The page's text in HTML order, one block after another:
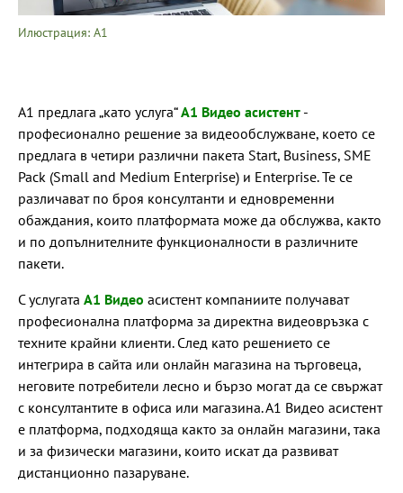
Илюстрация: А1
А1 предлага „като услуга“А1 Видео асистент -
професионално решение за видеообслужване, което се
предлага в четири различни пакета Start, Business, SME
Pack (Small and Medium Enterprise) и Enterprise. Те се
различават по броя консултанти и едновременни
обаждания, които платформата може да обслужва, както
и по допълнителните функционалности в различните
пакети.
С услугата А1 Видео асистент компаниите получават
професионална платформа за директна видеовръзка с
техните крайни клиенти. След като решението се
интегрира в сайта или онлайн магазина на търговеца,
неговите потребители лесно и бързо могат да се свържат
с консултантите в офиса или магазина. А1 Видео асистент
е платформа, подходяща както за онлайн магазини, така
и за физически магазини, които искат да развиват
дистанционно пазаруване.